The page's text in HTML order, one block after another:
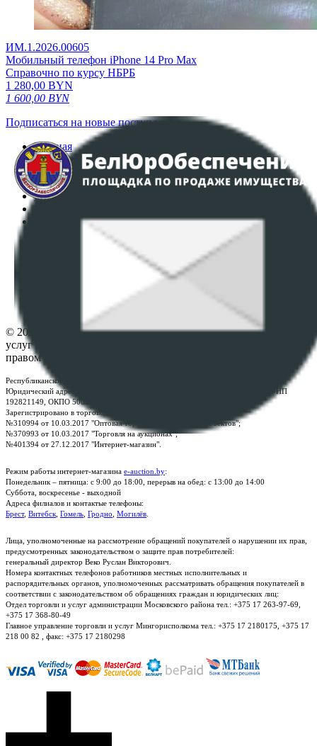
ИМ.1.2026.00605
Мобильный телефон iPhone 14 Pro Max
Справочно по курсу НБРБ
1 280,00 BYN
1 600,00 BYN
Подписаться на новые поступления
Главная
Аукционы
Интернет-магазин
Регламент организации и проведения торгов
Политика в отношении обработки персональных
ПОЛОЖЕНИЕ О ПОЛИТИКЕ ОБРАБОТКИ COOKIE-
Настройки cookie-файлов
© 2026 Республиканское унитарное предприятие по оказанию
услуг "БелЮрОбеспечение" - Все права защищены авторским
правом
Республиканское унитарное предприятие по оказанию услуг "БелЮрОбеспечение"
Юридический адрес: г. Минск, пр-т. Дзержинского, 1Б, e-mail:
, УНП
192821149, ОКПО 500111895000
Зарегистрировано в торговом реестре Республики Беларусь:
№310994 от 10.03.2017 "Оптовая торговля без торговых объектов";
№370993 от 10.03.2017 "Торговля на аукционах";
№401394 от 27.12.2017 "Интернет-магазин".
Режим работы интернет-магазина e-auction.by:
Понедельник – пятница: с 9:00 до 18:00, перерыв на обед: с 13:00 до 14:00
Суббота, воскресенье - выходной
Адреса филиалов и контактые телефоны:
Брест, Витебск Гомель Гродно Могилёв
Лица, уполномоченные на рассмотрение обращений покупателей о нарушении их прав,
предусмотренных законодательством о защите прав потребителей:
генеральный директор Веко Руслан Викторович.
Номера контактных телефонов работников местных исполнительных и
распорядительных органов, уполномоченных рассматривать обращения покупателей в
соответствии с законодательством об обращениях граждан и юридических лиц:
Отдел торговли и услуг администрации Московского района тел.: +375 17 263-97-69,
+375 17 368-80-49
Главное управление торговли и услуг Мингорисполкома тел.: +375 17 2180175, +375 17
218 00 82 , факс: +375 17 2180298